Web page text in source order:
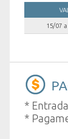
15/07
*
*